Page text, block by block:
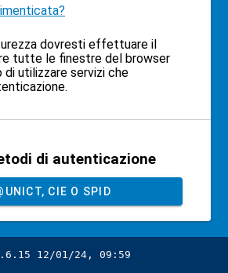
dovresti effettuare il
tutte le finestre del browser
di utilizzare servizi che
di autenticazione
CIE O SPID
12/01/24, 09:59